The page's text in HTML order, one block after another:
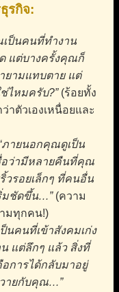
รกิจ:
เป็นคนที่ทำงาน
แต่บางครั้งคุณก็
ยามแทบตาย แต่
ไหมครับ?”(ร้อยทั้ง
าตัวเองเหนื่อยและ
ภายนอกคุณดูเป็น
อว่ามีหลายคืนที่คุณ
วรอยเล็กๆ ที่คนอื่น
มชัดขึ้น…”(ความ
มทุกคน!)
นคนที่เข้าสังคมเก่ง
แต่ลึกๆ แล้ว สิ่งที่
การได้กลับมาอยู่
วายกับคุณ…”